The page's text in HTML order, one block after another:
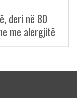
deri në 80
me alergjitë